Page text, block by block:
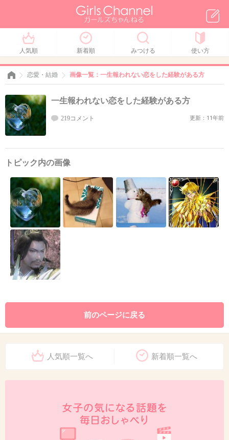
人気順 新着順 みつける 使い方
恋愛・結婚 画像一覧：一生報われない恋をした経験がある方
一生報われない恋をした経験がある方
219コメント 更新：11年前
トピック内の画像
前のページに戻る
人気順一覧へ 新着順一覧へ